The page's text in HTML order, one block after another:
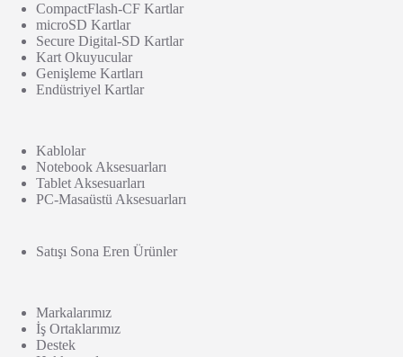
CompactFlash-CF Kartlar
microSD Kartlar
Secure Digital-SD Kartlar
Kart Okuyucular
Genişleme Kartları
Endüstriyel Kartlar
Kablolar
Notebook Aksesuarları
Tablet Aksesuarları
PC-Masaüstü Aksesuarları
Satışı Sona Eren Ürünler
Markalarımız
İş Ortaklarımız
Destek